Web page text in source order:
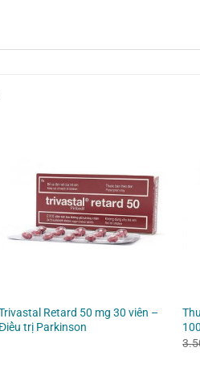
Retard 50 mg 30 viên –
trị Parkinson